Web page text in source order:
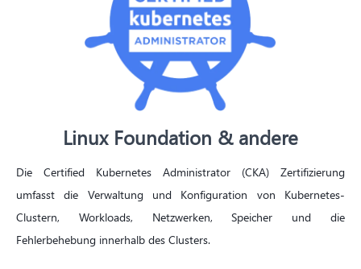
Linux Foundation & andere
Die Certified Kubernetes Administrator (CKA) Zertifizierung
umfasst die Verwaltung und Konfiguration von Kubernetes-
Clustern, Workloads, Netzwerken, Speicher und die
Fehlerbehebung innerhalb des Clusters.